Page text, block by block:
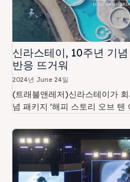
신라스테이, 10주년 기
반응 뜨거워
2024년 June 24일
(트래블앤레저)신라스테이가
념 패키지 '해피 스토리 오브